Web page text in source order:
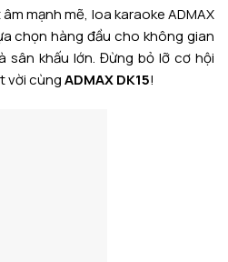
mạnh mẽ, loa karaoke ADMAX
chọn hàng đầu cho không gian
sân khấu lớn. Đừng bỏ lỡ cơ hội
vời cùngADMAX DK15!